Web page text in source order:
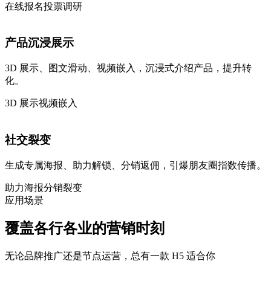
在线报名投票调研
产品沉浸展示
3D 展示、图文滑动、视频嵌入，沉浸式介绍产品，提升转
化。
3D 展示视频嵌入
社交裂变
生成专属海报、助力解锁、分销返佣，引爆朋友圈指数传播。
助力海报分销裂变
应用场景
覆盖各行各业的营销时刻
无论品牌推广还是节点运营，总有一款 H5 适合你